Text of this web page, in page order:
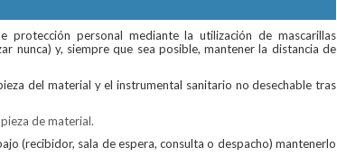
protección personal mediante la utilización de mascarillas
nunca) y, siempre que sea posible, mantener la distancia de
del material y el instrumental sanitario no desechable tras
de material.
(recibidor, sala de espera, consulta o despacho) mantenerlo